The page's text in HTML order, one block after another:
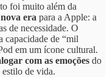
foi muito além da
era para a Apple: a
de necessidade. O
capacidade de “mil
em um ícone cultural.
com as emoções do
de vida.